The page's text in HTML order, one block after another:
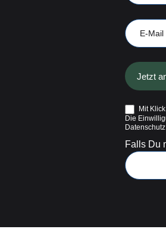
Mail
Jetzt
Mit
Die
Falls Du